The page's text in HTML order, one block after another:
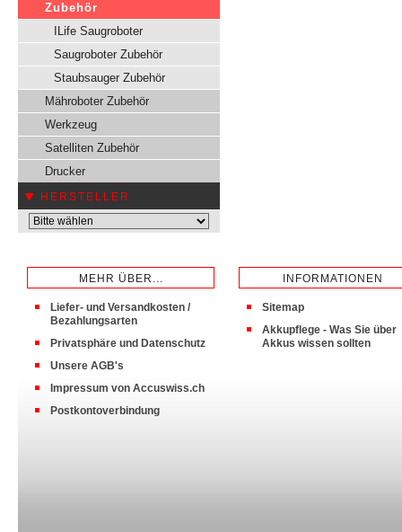
Zubehör
ILife Saugroboter
Saugroboter Zubehör
Staubsauger Zubehör
Mähroboter Zubehör
Werkzeug
Satelliten Zubehör
Drucker
HERSTELLER
MEHR ÜBER...
Liefer- und Versandkosten /
Bezahlungsarten
Privatsphäre und Datenschutz
Unsere AGB's
Impressum von Accuswiss.ch
Postkontoverbindung
INFORMATIONEN
Sitemap
Akkupflege - Was Sie über
Akkus wissen sollten